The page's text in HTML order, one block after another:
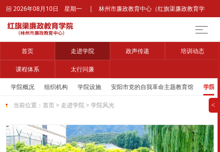
 2026年08月10日 星期一 | 林州市廉政教育中心（红旗渠廉政教育学
院）官网
首页 走进学院 政声传递 培训动态
课程体系 太行问廉
学院概况 组织机构 学院设施 安阳市党的自我革命主题教育馆 学院
当前位置： 首页> 走进学院> 学院风光 >